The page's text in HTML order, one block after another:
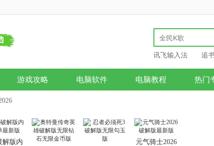
讯飞输入法 追
游戏攻略 电脑软件 电脑教程 热门
解版内
元气骑士2026